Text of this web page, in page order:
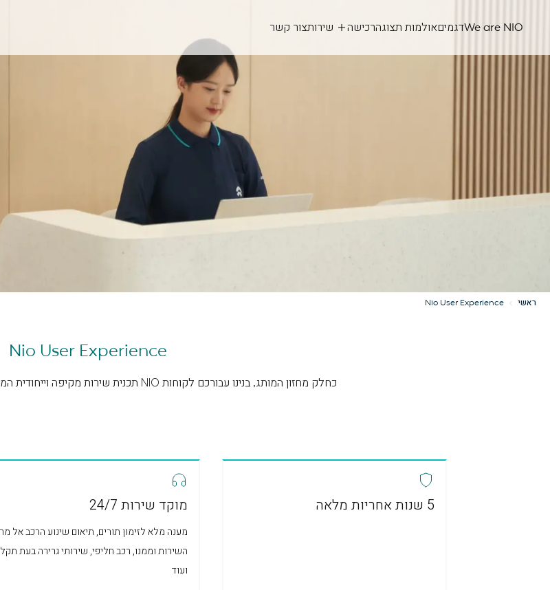
We are NIOדגמיםאולמות תצוגהרכישה שירותצור קשר
ראשי Nio User Experience
Nio User Experience
כחלק מחזון המותג, בנינו עבורכם לקוחות NIO תכנית שירות מקיפה וייחודית המעניקה חווית שירות ובעלות יוצאת דופן
מוקד שירות 24/7
מענה מלא לזימון תורים, תיאום שינוע הרכב אל
השירות וממנו, רכב חליפי, שירותי גרירה בעת
ועוד
5 שנות אחריות מלאה